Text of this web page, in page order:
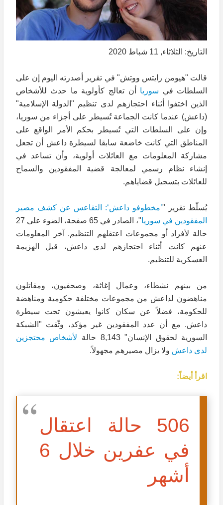
التاريخ: الثلاثاء, 11 شباط 2020
قالت "هيومن رايتس ووتش" في تقرير أصدرته اليوم إن على
السلطات في سوريا أن تعالج كأولوية ما حدث للأشخاص
الذين اختفوا أثناء احتجازهم لدى تنظيم "الدولة الإسلامية"
(داعش) عندما كانت الجماعة تُسيطر على أجزاء من سوريا،
وإن على السلطات التي تُسيطر بحكم الأمر الواقع على
المناطق التي كانت خاضعة سابقا لسيطرة داعش أن تجعل
مشاركة المعلومات مع العائلات أولوية، وأن تساعد في
إنشاء نظام رسمي لمعالجة قضية المفقودين والسماح
للعائلات بتسجيل قضاياهم.
يُسلّط تقرير "’مخطوفو داعش‘: التقاعس عن كشف مصير
المفقودين في سوريا
"، الصادر في 65 صفحة، الضوء على 27
حالة لأفراد أو مجموعات اعتقلهم التنظيم. آخر المعلومات
عنهم كانت أثناء احتجازهم لدى داعش، قبل الهزيمة
العسكرية للتنظيم.
من بينهم نشطاء، وعمال إغاثة، وصحفيون، ومقاتلون
مناهضون لداعش من مجموعات مختلفة حكومية ومناهضة
للحكومة، فضلاً عن سكان كانوا يعيشون تحت سيطرة
داعش. مع أن عدد المفقودين غير مؤكد، وثّقت "الشبكة
السورية لحقوق الإنسان" 8,143 حالة
لأشخاص محتجزين
لدى داعش ولا يزال مصيرهم مجهولاً.
اقرأ أيضاً:
506 حالة اعتقال
في عفرين خلال 6
أشهر